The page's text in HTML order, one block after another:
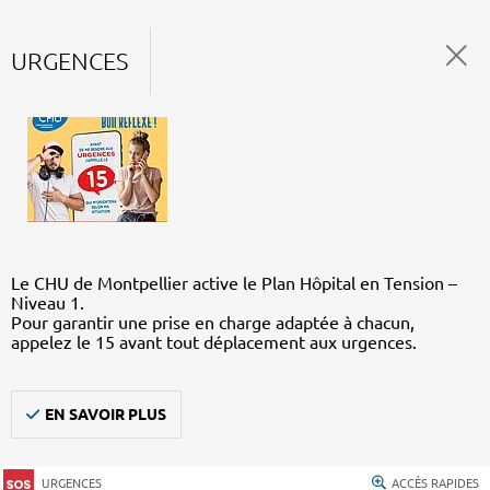
URGENCES
Le CHU de Montpellier active le Plan Hôpital en Tension –
Niveau 1.
Pour garantir une prise en charge adaptée à chacun,
appelez le 15 avant tout déplacement aux urgences.
EN SAVOIR PLUS
URGENCES ACCÈS RAPIDES